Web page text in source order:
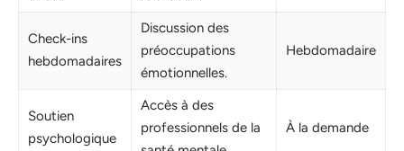
Check-ins
hebdomadaires
Discussion des
préoccupations
émotionnelles.
Hebdomadaire
Soutien
psychologique
Accès à des
professionnels de la
À la demande